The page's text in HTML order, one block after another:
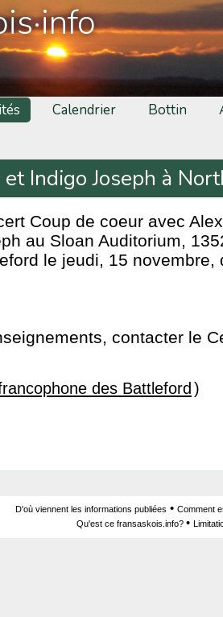
Calendrier Bottin
Indigo Joseph à
Coup de coeur avec
au Sloan Auditorium,
le jeudi, 15 novembre,
contacter le
des Battleford )
D'où viennent les informations publiées • Comment
Qu'est ce fransaskois.info? •